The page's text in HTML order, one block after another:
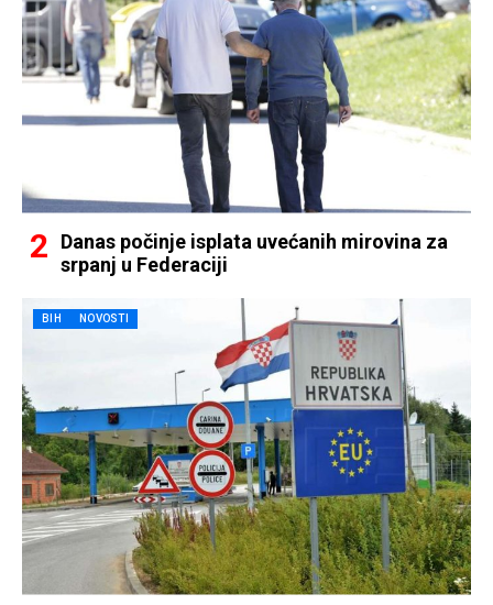
Danas počinje isplata uvećanih mirovina za
srpanj u Federaciji
BIH NOVOSTI